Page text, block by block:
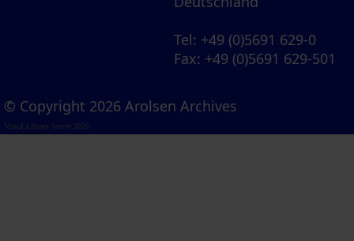
Tel: +49 (0)5691 629-0
Fax: +49 (0)5691 629-501
© Copyright 2026 Arolsen Archives
Visual Library Server 2026